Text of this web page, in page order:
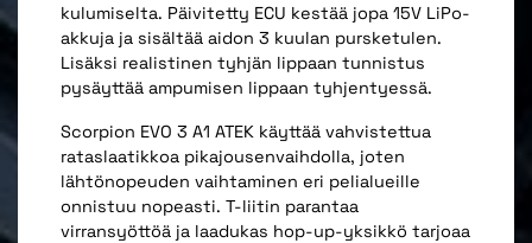
kulumiselta. Päivitetty ECU kestää jopa 15V LiPo-
akkuja ja sisältää aidon 3 kuulan pursketulen.
Lisäksi realistinen tyhjän lippaan tunnistus
pysäyttää ampumisen lippaan tyhjentyessä.
Scorpion EVO 3 A1 ATEK käyttää vahvistettua
rataslaatikkoa pikajousenvaihdolla, joten
lähtönopeuden vaihtaminen eri pelialueille
onnistuu nopeasti. T-liitin parantaa
virransyöttöä ja laadukas hop-up-yksikkö tarjoaa